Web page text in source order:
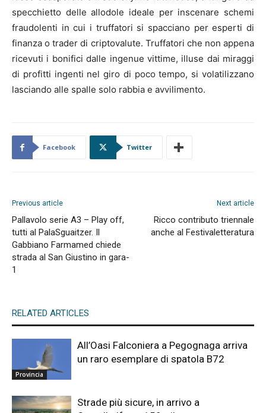
specchietto delle allodole ideale per inscenare schemi
fraudolenti in cui i truffatori si spacciano per esperti di
finanza o trader di criptovalute. Truffatori che non appena
ricevuti i bonifici dalle ingenue vittime, illuse dai miraggi
di profitti ingenti nel giro di poco tempo, si volatilizzano
lasciando alle spalle solo rabbia e avvilimento.
Facebook Twitter
Previous article
Pallavolo serie A3 – Play off,
tutti al PalaSguaitzer. Il
Gabbiano Farmamed chiede
strada al San Giustino in gara-
1
Next article
Ricco contributo triennale
anche al Festivaletteratura
RELATED ARTICLES
Provincia
All’Oasi Falconiera a Pegognaga arriva
un raro esemplare di spatola B72
Strade più sicure, in arrivo a